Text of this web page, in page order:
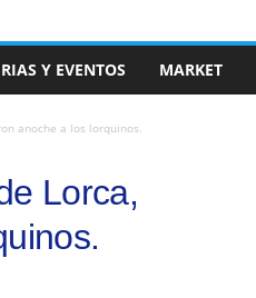
Y EVENTOS MARKET
anoche a los lorquinos.
Lorca,